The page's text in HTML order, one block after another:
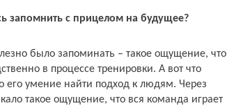
запомнить с прицелом на будущее?
было запоминать – такое ощущение, что
в процессе тренировки. А вот что
его умение найти подход к людям. Через
такое ощущение, что вся команда играет